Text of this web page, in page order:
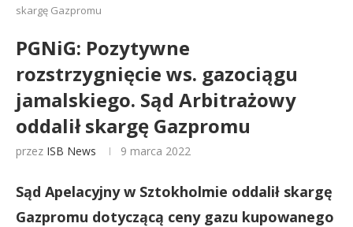
skargę Gazpromu
PGNiG: Pozytywne
rozstrzygnięcie ws. gazociągu
jamalskiego. Sąd Arbitrażowy
oddalił skargę Gazpromu
przez ISB News 9 marca 2022
Sąd Apelacyjny w Sztokholmie oddalił skargę
Gazpromu dotyczącą ceny gazu kupowanego